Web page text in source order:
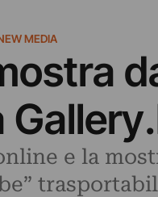
MEDIA
e la